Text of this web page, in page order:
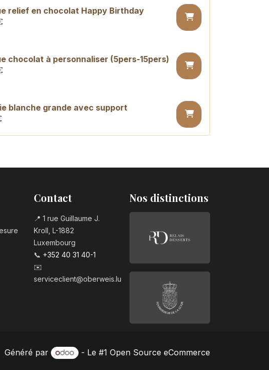
relief en chocolat Happy Birthday
chocolat à personnaliser (5pers-15pers)
blanche grande avec support
chiffre n°1
chiffre n°2
chiffre n°3
Contact
📍 1 rue Guillaume J.
Kroll, L-1882
Luxembourg
📞 +352 40 31 40-1
✉️
serviceclient@oberweis.lu
Nos distinctions
Généré par - Le #1 Open Source eCommerce